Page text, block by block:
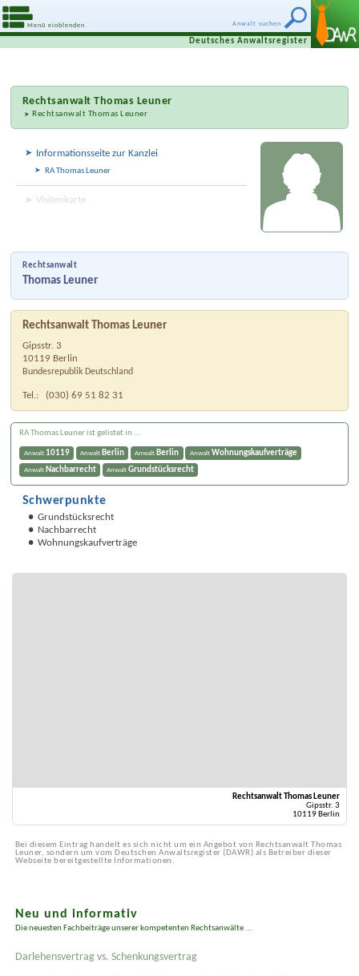
Anwalt suchen
Menü einblenden
Deutsches Anwaltsregister
RechtsanwaltThomas Leuner
Rechtsanwalt Thomas Leuner
Informationsseite zur Kanzlei
RA Thomas Leuner
Visitenkarte
Rechtsanwalt
Thomas Leuner
Rechtsanwalt Thomas Leuner
Gipsstr. 3
10119 Berlin
Bundesrepublik Deutschland
Tel.: (030) 69 51 82 31
RA Thomas Leuner ist gelistet in ...
Anwalt 10119 Anwalt Berlin Anwalt Berlin Anwalt Wohnungskaufverträge
Anwalt Nachbarrecht Anwalt Grundstücksrecht
Schwerpunkte
Grundstücksrecht
Nachbarrecht
Wohnungskaufverträge
Rechtsanwalt Thomas Leuner
Gipsstr. 3
10119 Berlin
Bei diesem Eintrag handelt es sich nicht um ein Angebot von Rechtsanwalt Thomas
Leuner, sondern um vom Deutschen Anwaltsregister (DAWR) als Betreiber dieser
Webseite bereitgestellte Informationen.
Neu und informativ
Die neuesten Fachbeiträge unserer kompetenten Rechtsanwälte ...
Darlehensvertrag vs. Schenkungsvertrag